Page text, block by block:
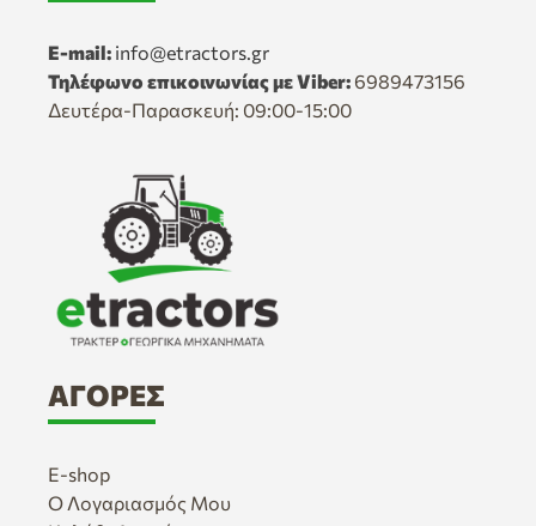
E-mail: info@etractors.gr
Τηλέφωνο επικοινωνίας με Viber: 6989473156
Δευτέρα-Παρασκευή: 09:00-15:00
ΑΓΟΡΈΣ
E-shop
Ο Λογαριασμός Μου